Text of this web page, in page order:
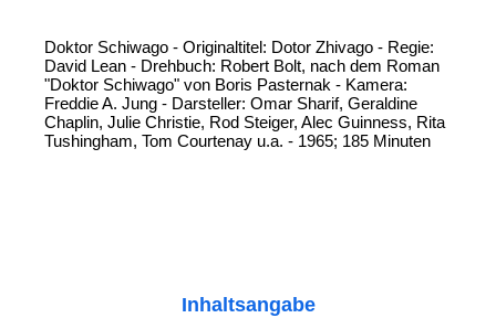
Doktor Schiwago - Originaltitel: Dotor Zhivago - Regie:
David Lean - Drehbuch: Robert Bolt, nach dem Roman
"Doktor Schiwago" von Boris Pasternak - Kamera:
Freddie A. Jung - Darsteller: Omar Sharif, Geraldine
Chaplin, Julie Christie, Rod Steiger, Alec Guinness, Rita
Tushingham, Tom Courtenay u.a. - 1965; 185 Minuten
Inhaltsangabe